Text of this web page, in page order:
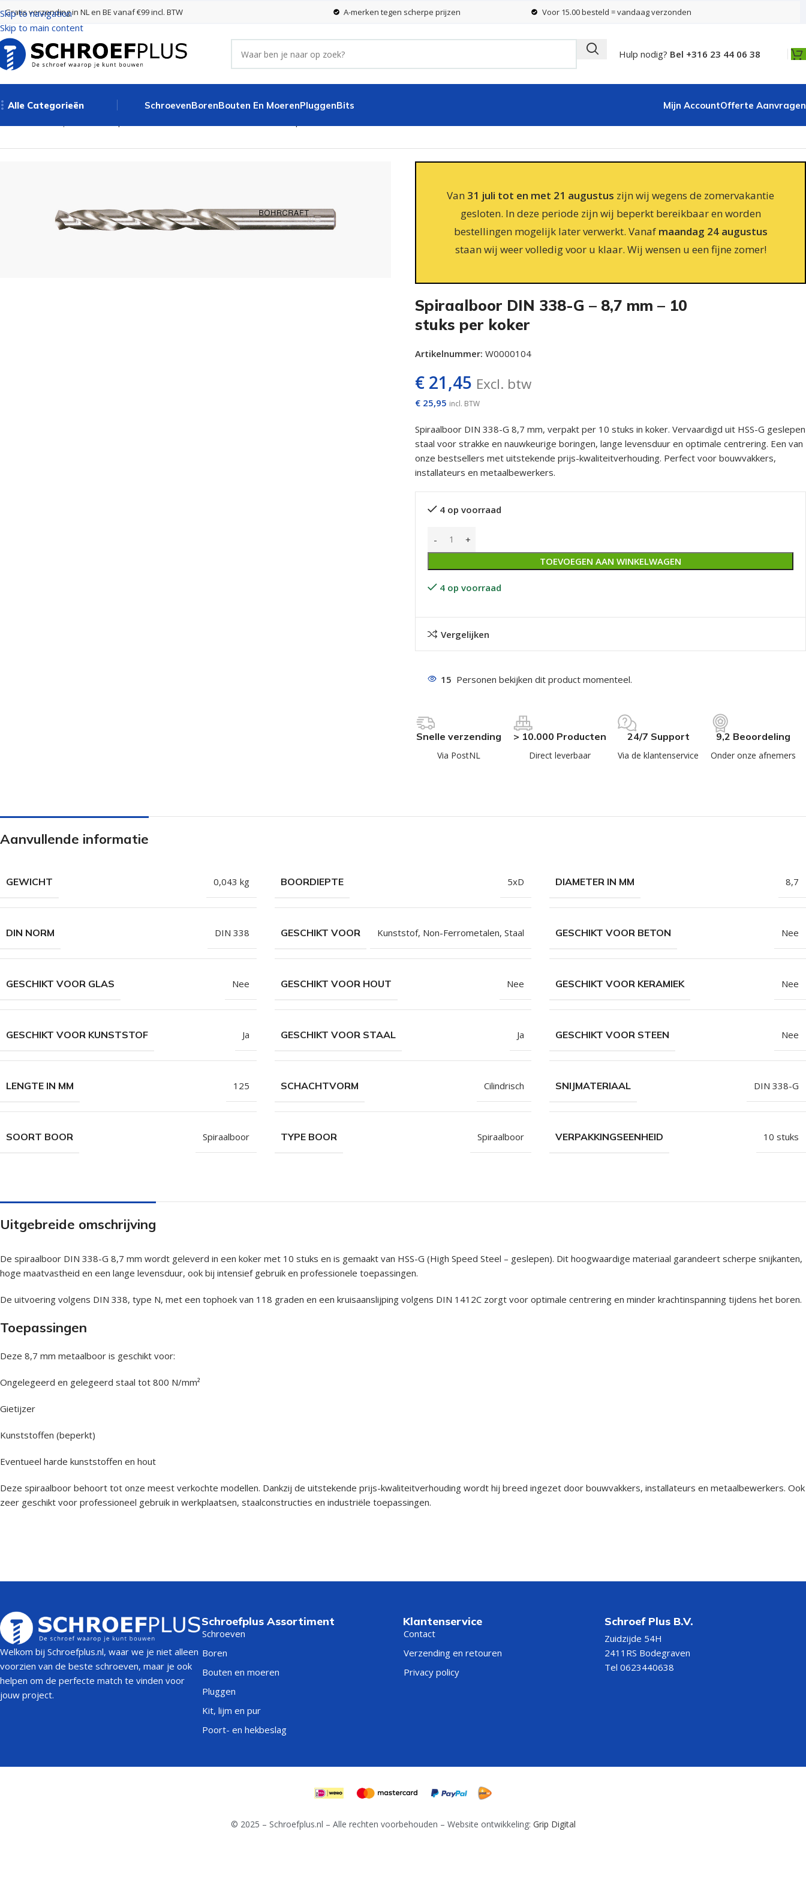
Skip to navigation
Skip to main content
Gratis verzending in NL en BE vanaf €99 incl. BTW A-merken tegen scherpe prijzen Voor 15.00 besteld = vandaag verzonden
Hulp nodig? Bel +316 23 44 06 38
Alle Categorieën
Isolatieschroeven
RVS Schroeven
Bolkopschroeven
Zelfborende schroeven
Betonschroeven
Vleugelteks schroeven
Populaire merken
SchroevenBorenBouten En MoerenPluggenBits Mijn AccountOfferte Aanvragen
Van 31 juli tot en met 21 augustus zijn wij wegens de zomervakantie
gesloten. In deze periode zijn wij beperkt bereikbaar en worden
bestellingen mogelijk later verwerkt. Vanaf maandag 24 augustus
staan wij weer volledig voor u klaar. Wij wensen u een fijne zomer!
Spiraalboor DIN 338-G – 8,7 mm – 10
stuks per koker
Artikelnummer: W0000104
€ 21,45 Excl. btw
€ 25,95 incl. BTW
Spiraalboor DIN 338-G 8,7 mm, verpakt per 10 stuks in koker. Vervaardigd uit HSS-G geslepen
staal voor strakke en nauwkeurige boringen, lange levensduur en optimale centrering. Een van
onze bestsellers met uitstekende prijs-kwaliteitverhouding. Perfect voor bouwvakkers,
installateurs en metaalbewerkers.
4 op voorraad
TOEVOEGEN AAN WINKELWAGEN
4 op voorraad
Vergelijken
15 Personen bekijken dit product momenteel.
Snelle verzending
Via PostNL
> 10.000 Producten
Direct leverbaar
24/7 Support
Via de klantenservice
9,2 Beoordeling
Onder onze afnemers
Aanvullende informatie
GEWICHT 0,043 kg BOORDIEPTE 5xD DIAMETER IN MM 8,7
DIN NORM DIN 338 GESCHIKT VOOR Kunststof, Non-Ferrometalen, Staal GESCHIKT VOOR BETON Nee
GESCHIKT VOOR GLAS Nee GESCHIKT VOOR HOUT Nee GESCHIKT VOOR KERAMIEK Nee
GESCHIKT VOOR KUNSTSTOF Ja GESCHIKT VOOR STAAL Ja GESCHIKT VOOR STEEN Nee
LENGTE IN MM 125 SCHACHTVORM Cilindrisch SNIJMATERIAAL DIN 338-G
SOORT BOOR Spiraalboor TYPE BOOR Spiraalboor VERPAKKINGSEENHEID 10 stuks
Uitgebreide omschrijving
De spiraalboor DIN 338-G 8,7 mm wordt geleverd in een koker met 10 stuks en is gemaakt van HSS-G (High Speed Steel – geslepen). Dit hoogwaardige materiaal garandeert scherpe snijkanten,
hoge maatvastheid en een lange levensduur, ook bij intensief gebruik en professionele toepassingen.
De uitvoering volgens DIN 338, type N, met een tophoek van 118 graden en een kruisaanslijping volgens DIN 1412C zorgt voor optimale centrering en minder krachtinspanning tijdens het boren.
Toepassingen
Deze 8,7 mm metaalboor is geschikt voor:
Ongelegeerd en gelegeerd staal tot 800 N/mm²
Gietijzer
Kunststoffen (beperkt)
Eventueel harde kunststoffen en hout
Deze spiraalboor behoort tot onze meest verkochte modellen. Dankzij de uitstekende prijs-kwaliteitverhouding wordt hij breed ingezet door bouwvakkers, installateurs en metaalbewerkers. Ook
zeer geschikt voor professioneel gebruik in werkplaatsen, staalconstructies en industriële toepassingen.
Welkom bij Schroefplus.nl, waar we je niet alleen
voorzien van de beste schroeven, maar je ook
helpen om de perfecte match te vinden voor
jouw project.
Schroefplus Assortiment
Schroeven
Boren
Bouten en moeren
Pluggen
Kit, lijm en pur
Poort- en hekbeslag
Klantenservice
Contact
Verzending en retouren
Privacy policy
Schroef Plus B.V.
Zuidzijde 54H
2411RS Bodegraven
Tel 0623440638
© 2025 – Schroefplus.nl – Alle rechten voorbehouden – Website ontwikkeling: Grip Digital